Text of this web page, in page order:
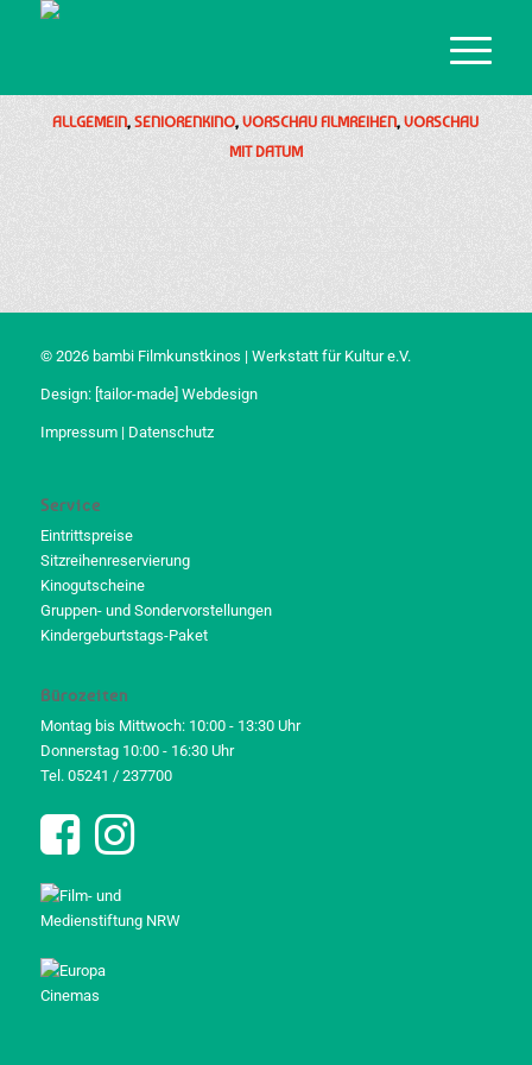
ALLGEMEIN,SENIORENKINO,VORSCHAU FILMREIHEN,VORSCHAU
MIT DATUM
© 2026 bambi Filmkunstkinos | Werkstatt für Kultur e.V.
Design: [tailor-made] Webdesign
Impressum| Datenschutz
Service
Eintrittspreise
Sitzreihenreservierung
Kinogutscheine
Gruppen- und Sondervorstellungen
Kindergeburtstags-Paket
Bürozeiten
Montag bis Mittwoch: 10:00 - 13:30 Uhr
Donnerstag 10:00 - 16:30 Uhr
Tel. 05241 / 237700